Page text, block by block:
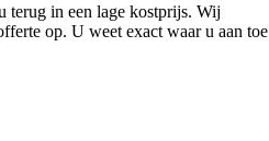
terug in een lage kostprijs. Wij
op. U weet exact waar u aan toe